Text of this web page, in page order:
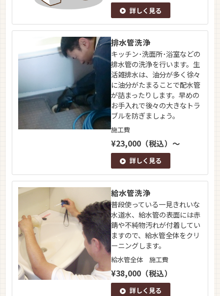
詳しく見る
排水管洗浄
キッチン･洗面所･浴室などの
排水管の洗浄を行います。生
活雑排水は、油分が多く徐々
に油分がたまることで配水管
が詰まったりします。早めの
お手入れで後々の大きなトラ
ブルを防ぎましょう。
施工費
¥23,000（税込）～
詳しく見る
給水管洗浄
普段使っている一見きれいな
水道水、給水管の表面には赤
錆や不純物汚れが付着してい
ますので、給水管全体をクリ
ーニングします。
給水管全体 施工費
¥38,000（税込）
詳しく見る